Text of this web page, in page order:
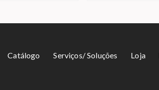
Catálogo Serviços/ Soluções Loja